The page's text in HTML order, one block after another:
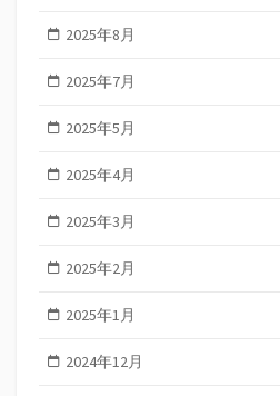
2025年8月
2025年7月
2025年5月
2025年4月
2025年3月
2025年2月
2025年1月
2024年12月